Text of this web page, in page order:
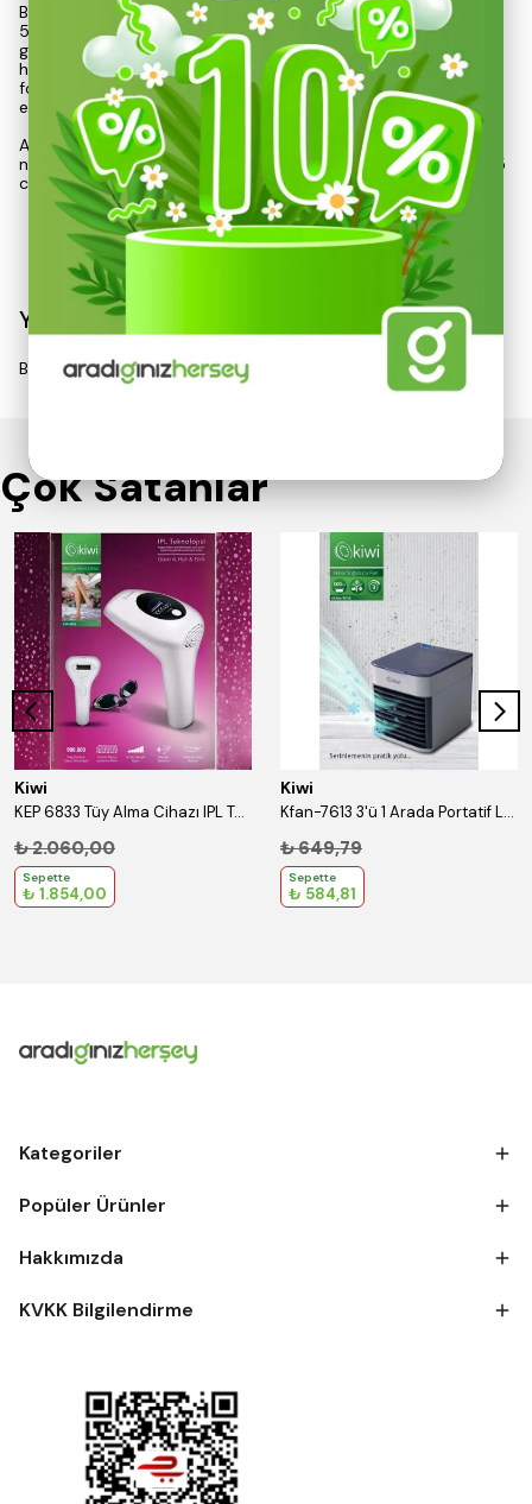
Bu model, maksimum 3 bar basınç kapasitesine sahip olup,
550 ml su kapasitesi ile sürekli 30-35 g/dk buhar üretimi
gerçekleştirebilir. 3 metre uzunluğundaki güç kablosu, geniş bir
hareket alanı sağlar. Isıya dayanıklı gövdesi ve çocuk kilidi
fonksiyonu, güvenli bir kullanım deneyimi sunarak kullanıcıların
endişelerini minimize eder.
Aksesuar seti, huni, ölçü kabı, cam temizleme aleti, yuvarlak
naylon fırça, döşeme aleti, havlu bezi, jet başlığı, eğik başlık, 55
cm esnek boru, mikrof
Devamını Göster
Yorumlar
Bu ürün için henüz yorum yapılmamış.
Çok Satanlar
Kiwi
KEP 6833 Tüy Alma Cihazı IPL Teknolojisi
₺ 2.060,00
Sepette
₺ 1.854,00
Kiwi
Kfan-7613 3'ü 1 Arada Portatif Led Işıklı İyonizer Hava Soğutucu Nemlendirici ve Temizleyici
₺ 649,79
Sepette
₺ 584,81
Kategoriler
Popüler Ürünler
Hakkımızda
KVKK Bilgilendirme